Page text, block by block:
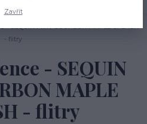
- flitry
- SEQUIN
MAPLE
- flitry
Zavřít